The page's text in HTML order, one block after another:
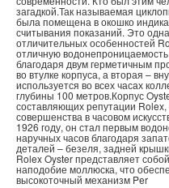
загадкой.Так называемая
была помещена в окошко
считывания показаний. Это
отличительных особенностей
отличную
благодаря двум герметичным
во втулке корпуса, а вторая –
используется во всех часах
глубины 100 метров.Корпус
составляющих репутации
совершенства в часовом
1926 году, он стал первым
наручных часов благодаря
деталей – безеля, задней
Rolex Oyster представляет
наподобие моллюска, что
высокоточный механизм Per